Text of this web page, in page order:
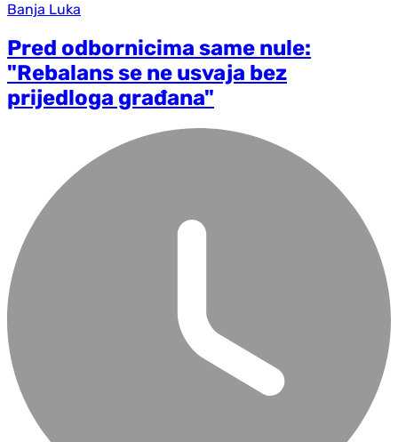
Banja Luka
Pred odbornicima same nule:
"Rebalans se ne usvaja bez
prijedloga građana"